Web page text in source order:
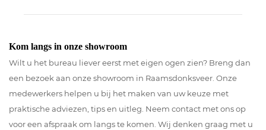
Kom langs in onze showroom
Wilt u het bureau liever eerst met eigen ogen zien? Breng dan
een bezoek aan onze showroom in Raamsdonksveer. Onze
medewerkers helpen u bij het maken van uw keuze met
praktische adviezen, tips en uitleg. Neem contact met ons op
voor een afspraak om langs te komen. Wij denken graag met u